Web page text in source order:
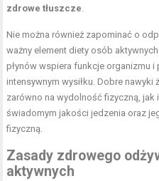
zdrowe tłuszcze.
Nie można również zapominać o
ważny element diety osób
płynów wspiera funkcje organizmu
intensywnym wysiłku. Dobre
zarówno na wydolność fizyczną,
świadomym jakości jedzenia oraz
fizyczną.
Zasady zdrowego
aktywnych